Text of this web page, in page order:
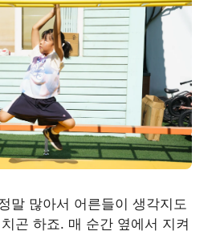
말 많아서 어른들이 생각지도
곤 하죠. 매 순간 옆에서 지켜